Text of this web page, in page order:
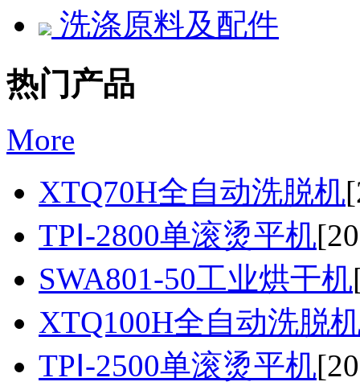
洗涤原料及配件
热门产品
More
XTQ70H全自动洗脱机
TPⅠ-2800单滚烫平机
SWA801-50工业烘干机
XTQ100H全自动洗脱
TPⅠ-2500单滚烫平机